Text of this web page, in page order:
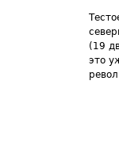
(19
это